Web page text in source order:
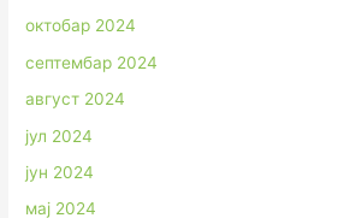
октобар 2024
септембар 2024
август 2024
јул 2024
јун 2024
мај 2024